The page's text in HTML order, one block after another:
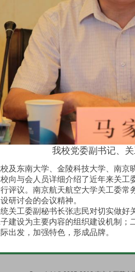
我校党委副书记、
及东南大学、金陵科技大学、南京
向与会人员详细介绍了近年来关
评议。南京航天航空大学关工委
研讨会的会议精神。
关工委副秘书长张志民对切实做好
建设为主要内容的组织建设机制
出发，加强特色，形成品牌。